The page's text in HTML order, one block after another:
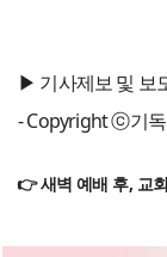
▶ 기사제보 및 보
- Copyright ⓒ기독
👉 새벽 예배 후, 교